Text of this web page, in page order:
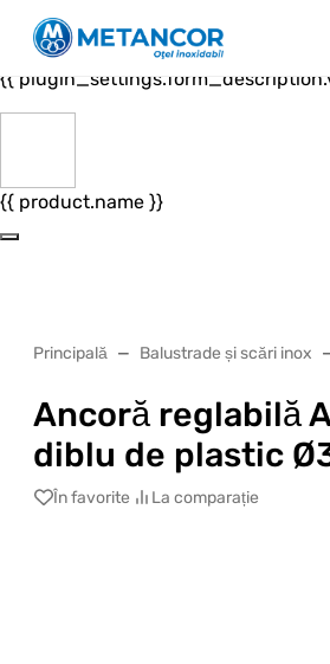
Close
{{ plugin_settings.form_header.value
{{
{{ product.name }}
Principală Balustrade și scări inox
Ancoră reglabilă
diblu de plastic
În favorite La comparație